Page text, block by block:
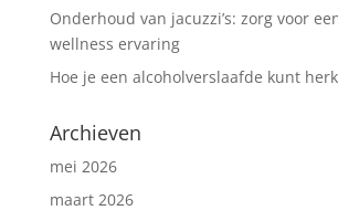
Onderhoud van jacuzzi’s: zorg voor
wellness ervaring
Hoe je een alcoholverslaafde kunt
Archieven
mei 2026
maart 2026